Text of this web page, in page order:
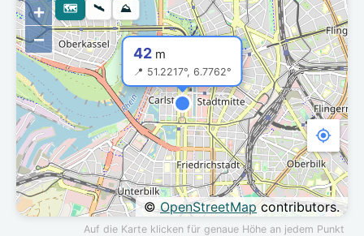
42 m
📍 51.2217°, 6.7762°
+
−
©OpenStreetMapcontributors.
🗺 🛰 ⛰
Auf die Karte klicken für genaue Höhe an jedem Punkt